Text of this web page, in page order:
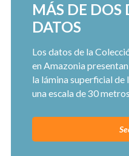
MÁS DE DOS
DATOS
Los datos de la
en Amazonia
la lámina superficial de
una escala de 30